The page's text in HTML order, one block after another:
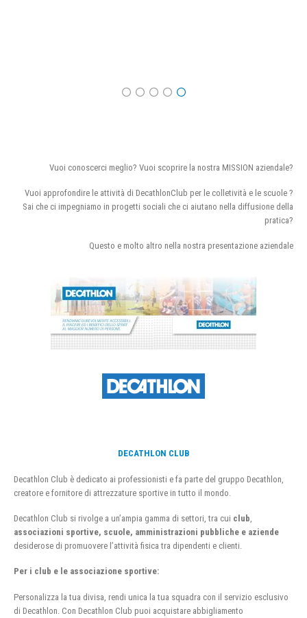
Vuoi conoscerci meglio? Vuoi scoprire la nostra MISSION aziendale?
Vuoi approfondire le attività di DecathlonClub per le colletività e le scuole ?
Sai che ci impegniamo in progetti sociali che ci aiutano nella diffusione della
pratica?
Questo e molto altro nella nostra presentazione aziendale
DECATHLON CLUB
Decathlon Club è dedicato ai professionisti e fa parte del gruppo Decathlon,
creatore e fornitore di attrezzature sportive in tutto il mondo.
Decathlon Club si rivolge a un’ampia gamma di settori, tra cui club
associazioni sportive, scuole, amministrazioni pubbliche e aziende
desiderose di promuovere l’attività fisica tra dipendenti e clienti.
Per i club e le associazione sportive:
Personalizza la tua divisa, rendi unica la tua squadra con il servizio esclusivo
di Decathlon. Con Decathlon Club puoi acquistare abbigliamento